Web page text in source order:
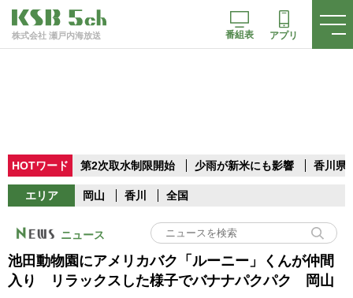
株式会社 瀬戸内海放送 番組表 アプリ
HOTワード 第2次取水制限開始 少雨が新米にも影響 香川県
エリア 岡山 香川 全国
ニュース
池田動物園にアメリカバク「ルーニー」くんが仲間
入り リラックスした様子でバナナパクパク 岡山